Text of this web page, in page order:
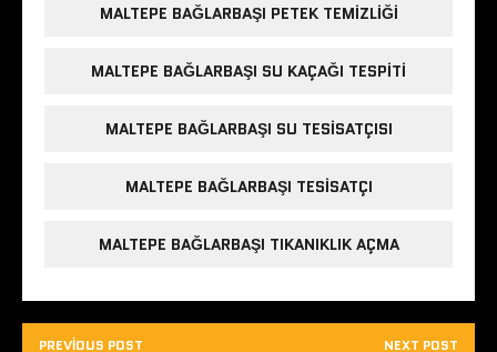
MALTEPE BAĞLARBAŞI PETEK TEMIZLIĞI
MALTEPE BAĞLARBAŞI SU KAÇAĞI TESPITI
MALTEPE BAĞLARBAŞI SU TESISATÇISI
MALTEPE BAĞLARBAŞI TESISATÇI
MALTEPE BAĞLARBAŞI TIKANIKLIK AÇMA
PREVIOUS POST NEXT POST